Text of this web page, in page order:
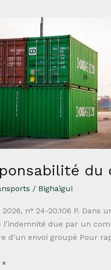
du
/ Bighaïgui
2026, n° 24-20.106 P.
l’indemnité due par un
d’un envoi groupé Pour